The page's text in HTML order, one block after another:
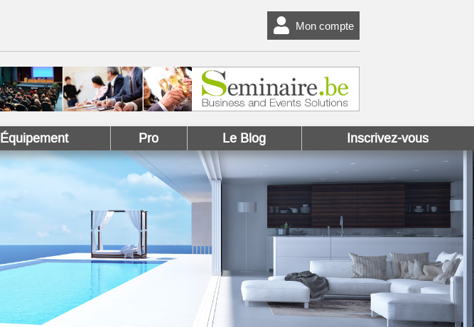
Mon compte
Équipement Pro Le Blog Inscrivez-vous